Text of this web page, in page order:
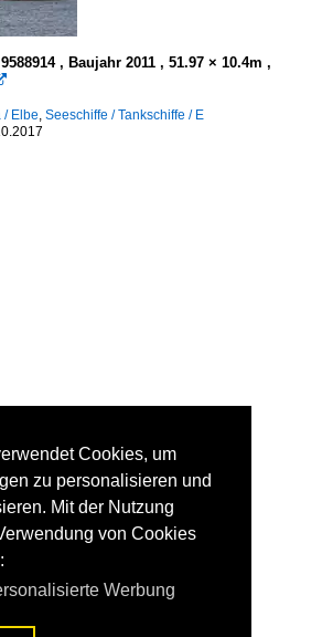
, Baujahr 2011 , 51.97 × 10.4m ,
/ Elbe, Seeschiffe / Tankschiffe / E
Cookies, um
zu personalisieren und
Mit der Nutzung
von Cookies
Werbung